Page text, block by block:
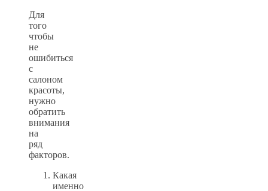
Для
того
чтобы
не
ошибиться
с
салоном
красоты,
нужно
обратить
внимания
на
ряд
факторов.
Какая
именно